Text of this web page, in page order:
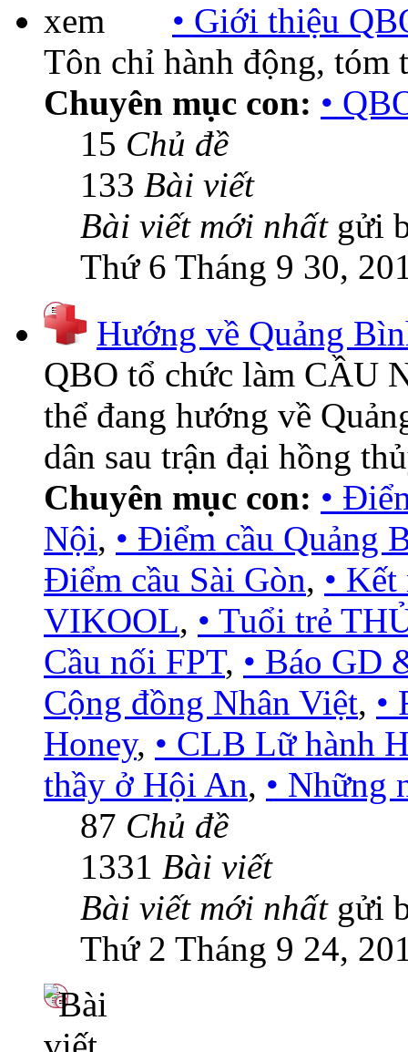
• Giới thiệu
Tôn chỉ hành động, tóm
Chuyên mục con: •
15 Chủ đề
133 Bài viết
Bài viết mới nhấtgửi
Thứ 6 Tháng 9 30,
Hướng về Quảng
QBO tổ chức làm CẦU
thể đang hướng về
dân sau trận đại hồng
Chuyên mục con: •
Nội, • Điểm cầu Quảng
Điểm cầu Sài Gòn, •
VIKOOL, • Tuổi trẻ
Cầu nối FPT, • Báo GD
Cộng đồng Nhân Việt, •
Honey, • CLB Lữ hành
thầy ở Hội An, • Những
87 Chủ đề
1331 Bài viết
Bài viết mới nhấtgửi
Thứ 2 Tháng 9 24,